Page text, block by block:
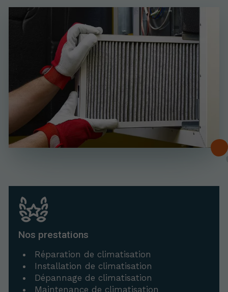
Nos prestations
Réparation de climatisation
Installation de climatisation
Dépannage de climatisation
Maintenance de climatisation